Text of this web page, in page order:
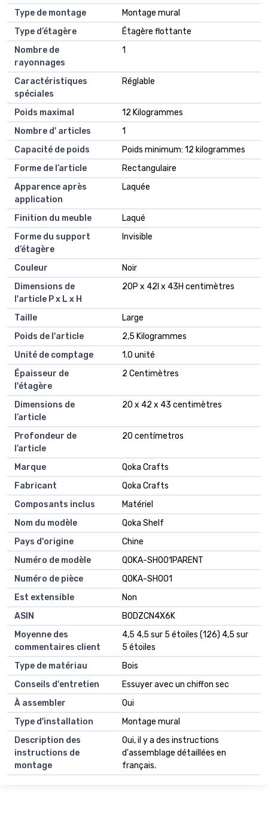
Type de montage
Montage mural
Type d’étagère
Étagère flottante
Nombre de
rayonnages
1
Caractéristiques
spéciales
Réglable
Poids maximal
12 Kilogrammes
Nombre d' articles
1
Capacité de poids
Poids minimum: 12 kilogrammes
Forme de l’article
Rectangulaire
Apparence après
application
Laquée
Finition du meuble
Laqué
Forme du support
d’étagère
Invisible
Couleur
Noir
Dimensions de
l'article P x L x H
20P x 42l x 43H centimètres
Taille
Large
Poids de l'article
2,5 Kilogrammes
Unité de comptage
1.0 unité
Épaisseur de
l'étagère
2 Centimètres
Dimensions de
l’article
20 x 42 x 43 centimètres
Profondeur de
l’article
20 centímetros
Marque
Qoka Crafts
Fabricant
Qoka Crafts
Composants inclus
Matériel
Nom du modèle
Qoka Shelf
Pays d'origine
Chine
Numéro de modèle
QOKA-SH001PARENT
Numéro de pièce
QOKA-SH001
Est extensible
Non
ASIN
B0DZCN4X6K
Moyenne des
commentaires client
4,5 4,5 sur 5 étoiles (126) 4,5 sur
5 étoiles
Type de matériau
Bois
Conseils d'entretien
Essuyer avec un chiffon sec
À assembler
Oui
Type d'installation
Montage mural
Description des
instructions de
montage
Oui, il y a des instructions
d'assemblage détaillées en
français.